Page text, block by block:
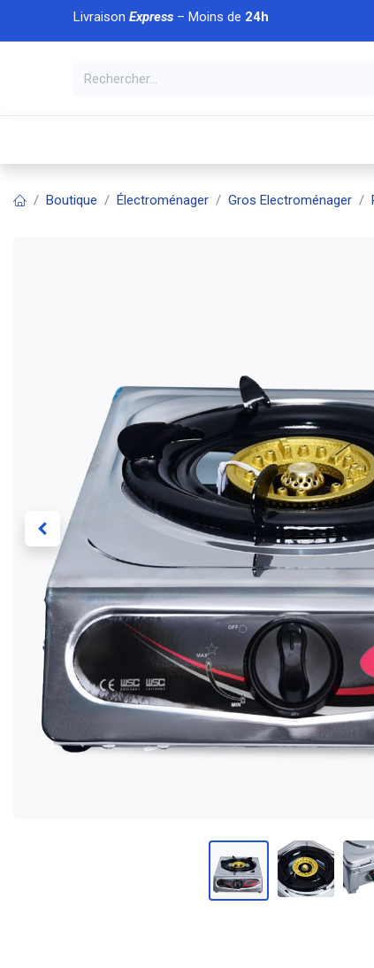
Se rendre au contenu
Livraison Express– Moins de 24h
À DÉCOUVRIR
Boutique Électroménager Gros Electroménager